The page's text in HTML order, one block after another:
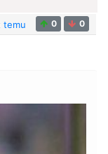
temu 0 0